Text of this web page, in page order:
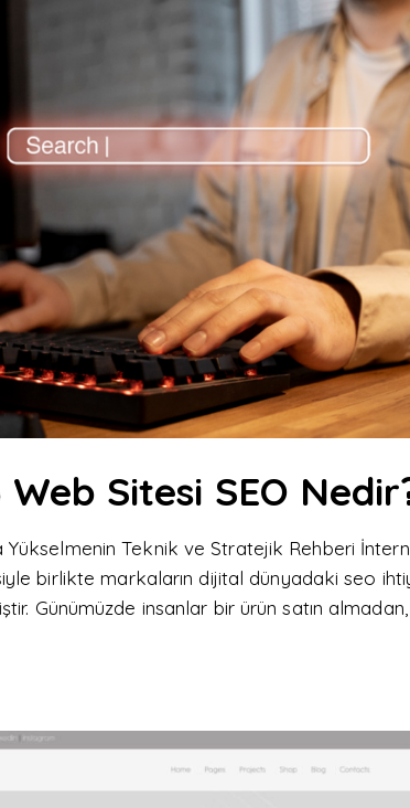
Sitesi SEO
Yükselmenin Teknik ve Stratejik Rehberi
birlikte markaların dijital dünyadaki seo
Günümüzde insanlar bir ürün satın